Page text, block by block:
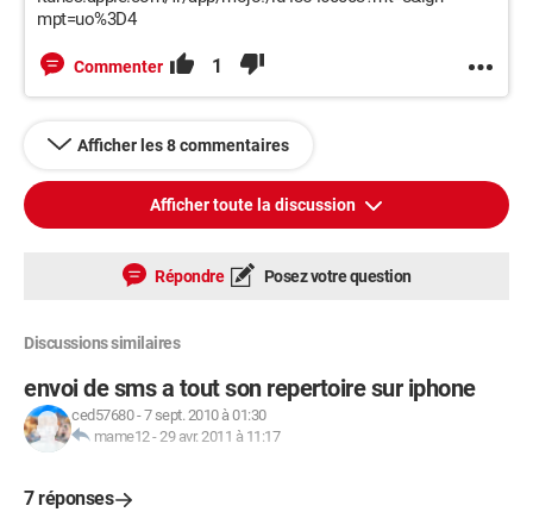
mpt=uo%3D4
Commenter 1
Afficher les 8 commentaires
Afficher toute la discussion
Répondre Posez votre question
Discussions similaires
envoi de sms a tout son repertoire sur iphone
ced57680-7 sept. 2010 à 01:30
mame12-29 avr. 2011 à 11:17
7 réponses